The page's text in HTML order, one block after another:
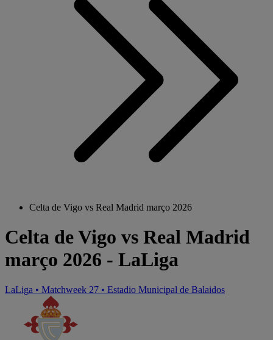
Celta de Vigo vs Real Madrid março 2026
Celta de Vigo vs Real Madrid
março 2026 - LaLiga
LaLiga • Matchweek 27 • Estadio Municipal de Balaidos